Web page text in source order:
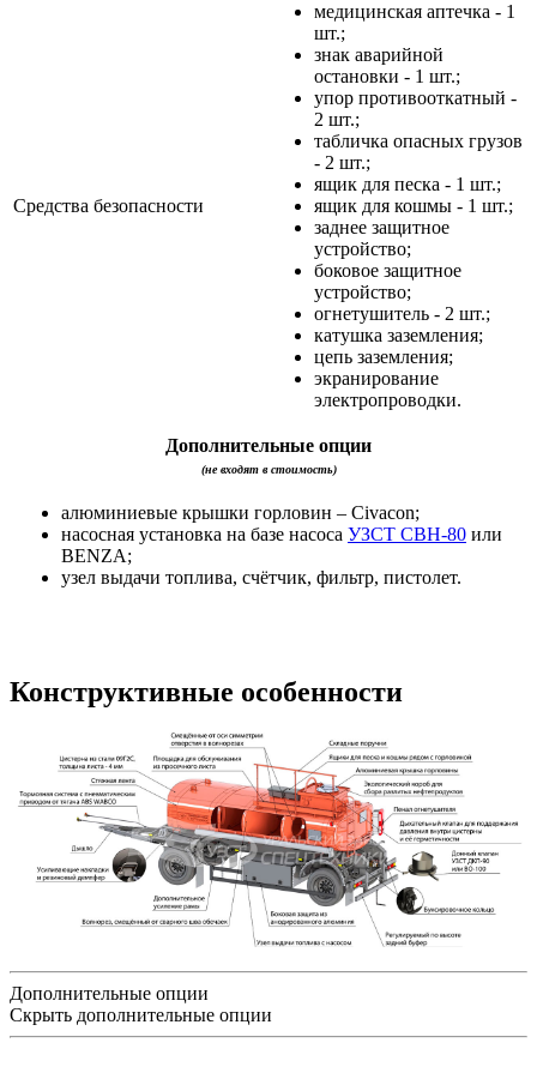
Средства безопасности
медицинская аптечка - 1
шт.;
знак аварийной
остановки - 1 шт.;
упор противооткатный -
2 шт.;
табличка опасных грузов
- 2 шт.;
ящик для песка - 1 шт.;
ящик для кошмы - 1 шт.;
заднее защитное
устройство;
боковое защитное
устройство;
огнетушитель - 2 шт.;
катушка заземления;
цепь заземления;
экранирование
электропроводки.
Дополнительные опции
(не входят в стоимость)
алюминиевые крышки горловин – Civacon;
насосная установка на базе насоса УЗСТ СВН-80 или
BENZA;
узел выдачи топлива, счётчик, фильтр, пистолет.
Конструктивные особенности
Дополнительные опции
Скрыть дополнительные опции